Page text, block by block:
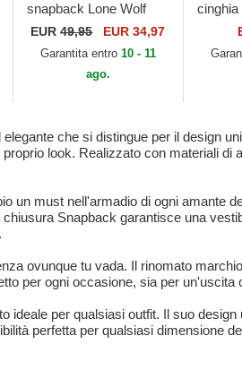
snapback Lone Wolf
Sign O' The Times The
Farm Paisley The Farm
Goorin Bros.
EUR49,95 EUR 34,97
Garantita entro 10 - 11
ago.
cinghia
che si distingue per il design
look. Realizzato con materiali di
un must nell'armadio di ogni amante
Snapback garantisce una
ovunque tu vada. Il rinomato
per ogni occasione, sia per
per qualsiasi outfit. Il suo
perfetta per qualsiasi dimensione